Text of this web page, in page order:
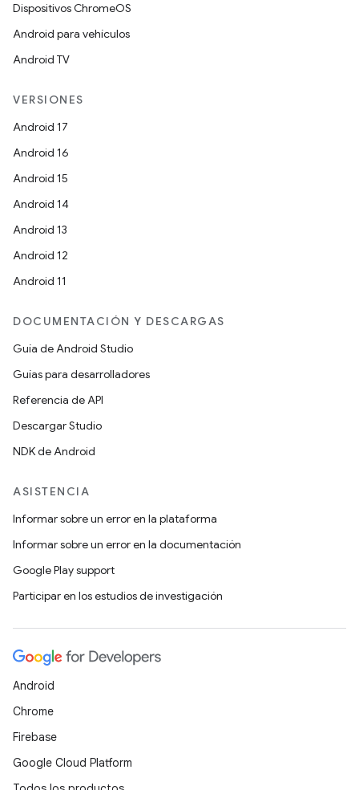
Dispositivos ChromeOS
Android para vehículos
Android TV
VERSIONES
Android 17
Android 16
Android 15
Android 14
Android 13
Android 12
Android 11
DOCUMENTACIÓN Y DESCARGAS
Guía de Android Studio
Guías para desarrolladores
Referencia de API
Descargar Studio
NDK de Android
ASISTENCIA
Informar sobre un error en la plataforma
Informar sobre un error en la documentación
Google Play support
Participar en los estudios de investigación
Android
Chrome
Firebase
Google Cloud Platform